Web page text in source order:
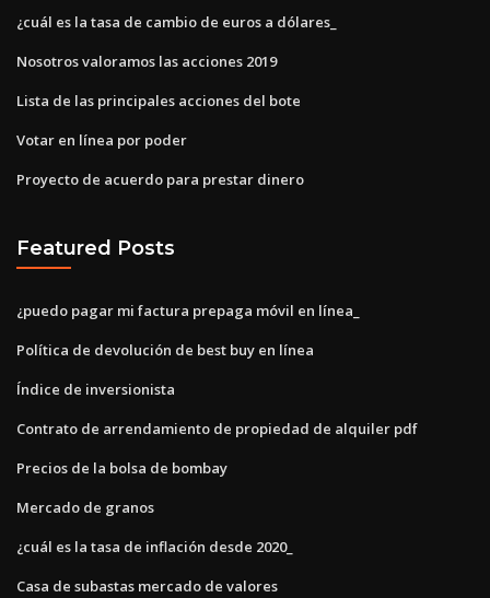
¿cuál es la tasa de cambio de euros a dólares_
Nosotros valoramos las acciones 2019
Lista de las principales acciones del bote
Votar en línea por poder
Proyecto de acuerdo para prestar dinero
Featured Posts
¿puedo pagar mi factura prepaga móvil en línea_
Política de devolución de best buy en línea
Índice de inversionista
Contrato de arrendamiento de propiedad de alquiler pdf
Precios de la bolsa de bombay
Mercado de granos
¿cuál es la tasa de inflación desde 2020_
Casa de subastas mercado de valores